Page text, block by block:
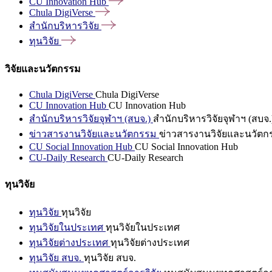
Chula DigiVerse
สำนักบริหารวิจัย
ทุนวิจัย
วิจัยและนวัตกรรม
Chula DigiVerse Chula DigiVerse
CU Innovation Hub CU Innovation Hub
สำนักบริหารวิจัยจุฬาฯ (สบจ.) สำนักบริหารวิจัยจุฬาฯ (สบจ
ข่าวสารงานวิจัยและนวัตกรรม ข่าวสารงานวิจัยและนวัตก
CU Social Innovation Hub CU Social Innovation Hub
CU-Daily Research CU-Daily Research
ทุนวิจัย
ทุนวิจัย ทุนวิจัย
ทุนวิจัยในประเทศ ทุนวิจัยในประเทศ
ทุนวิจัยต่างประเทศ ทุนวิจัยต่างประเทศ
ทุนวิจัย สบจ. ทุนวิจัย สบจ.